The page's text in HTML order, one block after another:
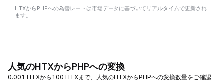
HTXからPHPへの為替レートは市場データに基づいてリアルタイムで更新され
ます。
人気のHTXからPHPへの変換
0.001 HTXから100 HTXまで、人気のHTXからPHPへの変換数量をご確認